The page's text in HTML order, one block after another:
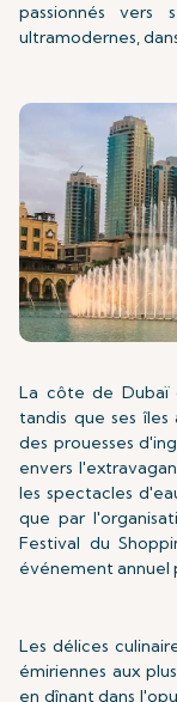
passionnés vers
ultramodernes,
La côte de Dubaï
tandis que ses îles
des prouesses
envers
les spectacles
que par
Festival du
événement annuel
Les délices
émiriennes aux
en dînant dans